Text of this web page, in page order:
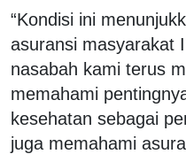
“Kondisi ini
asuransi masyarakat
nasabah kami terus
memahami
kesehatan sebagai
juga memahami